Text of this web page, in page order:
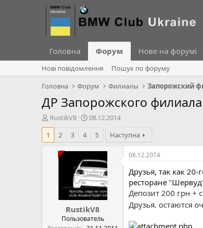
Головна Форум Нове на форумі
Нові повідомлення
Пошук по форуму
Головна
Форум Филиалы Запорожский
ДР Запорожского филиала
А
в
о
RustikV8
Д
а
с
т
в
о
р
е
н
н
08.12.2014
1
2 3 4 5 Наступна
RustikV8
Пользователь
08.12.2014
Друзья, так как
ресторане
Депозит 200 грн +
Друзья. остаются